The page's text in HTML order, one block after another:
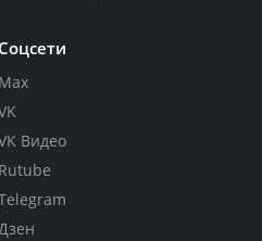
Соцсети
Max
Видео
Rutube